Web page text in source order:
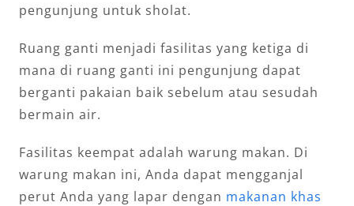
pengunjung untuk sholat.
Ruang ganti menjadi fasilitas yang ketiga di
mana di ruang ganti ini pengunjung dapat
berganti pakaian baik sebelum atau sesudah
bermain air.
Fasilitas keempat adalah warung makan. Di
warung makan ini, Anda dapat mengganjal
perut Anda yang lapar dengan makanan khas